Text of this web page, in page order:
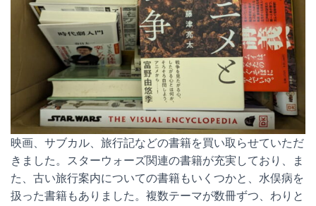
映画、サブカル、旅行記などの書籍を買い取らせていただ
きました。スターウォーズ関連の書籍が充実しており、ま
た、古い旅行案内についての書籍もいくつかと、水俣病を
扱った書籍もありました。複数テーマが数冊ずつ、わりと